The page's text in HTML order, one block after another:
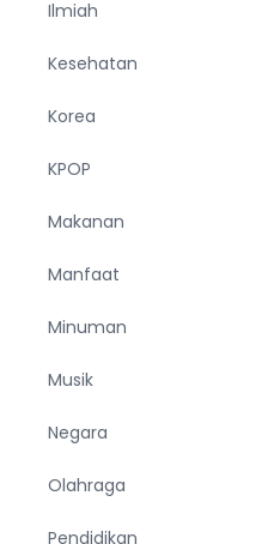
Ilmiah
Kesehatan
Korea
KPOP
Makanan
Manfaat
Minuman
Musik
Negara
Olahraga
Pendidikan